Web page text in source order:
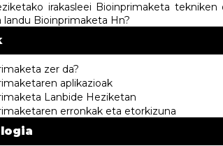
irakasleei Bioinprimaketa
landu Bioinprimaketa Hn?
zer da?
ren aplikazioak
Lanbide Heziketan
erronkak eta etorkizuna